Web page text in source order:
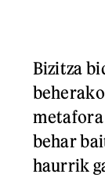
Bizitza
behar
haurrik